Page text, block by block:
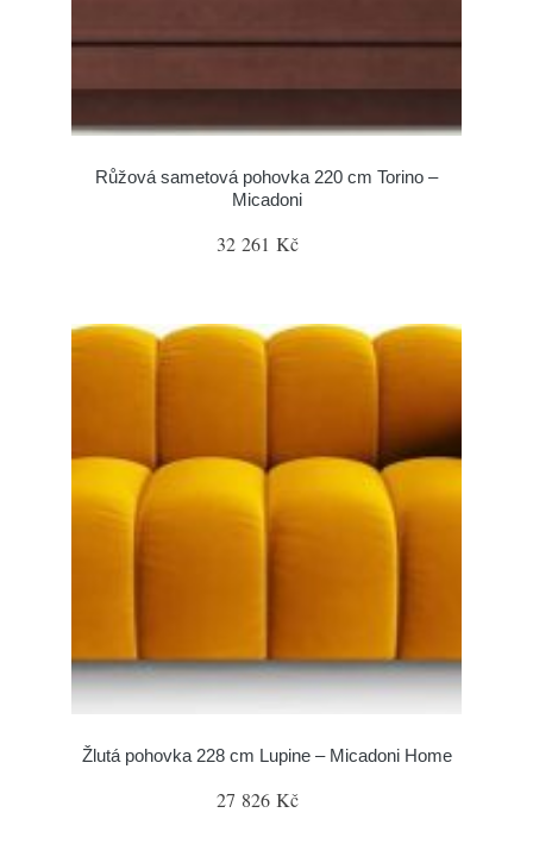
Růžová sametová pohovka 220 cm Torino –
Micadoni
32 261 Kč
Žlutá pohovka 228 cm Lupine – Micadoni Home
27 826 Kč